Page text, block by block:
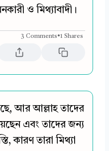
ও মিথ্যাবাদী।
3 Comments•1 Shares
আর আল্লাহ তাদের
এবং তাদের জন্য
কারণ তারা মিথ্যা